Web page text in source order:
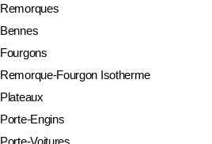
Remorques
Bennes
Fourgons
Remorque-Fourgon Isotherme
Plateaux
Porte-Engins
Porte-Voitures